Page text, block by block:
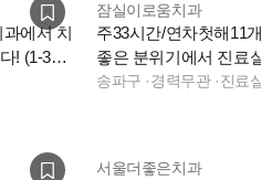
에서 치
! (1-3년
잠실이로움치과
주33시간/연차첫해11
좋은 분위기에서 진료
니다
송파구 ·경력무관·진료
서울더좋은치과